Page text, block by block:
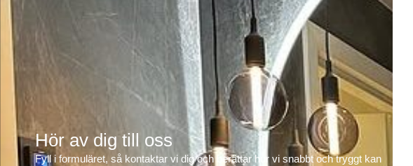
Hör av dig till oss
Fyll i formuläret, så kontaktar vi dig och berättar hur vi snabbt och tryggt kan